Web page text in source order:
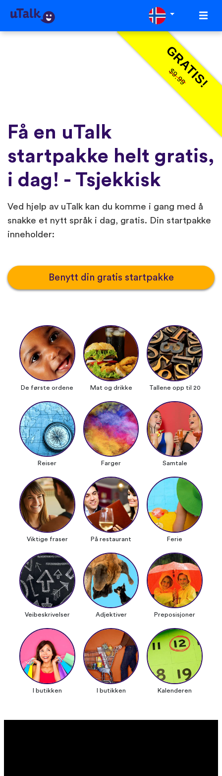
GRATIS!
$9.99
Få en uTalk
startpakke helt gratis,
i dag! - Tsjekkisk
Ved hjelp av uTalk kan du komme i gang med å
snakke et nytt språk i dag, gratis. Din startpakke
inneholder:
Benytt din gratis startpakke
De første ordene Mat og drikke Tallene opp til 20
Reiser Farger Samtale
Viktige fraser På restaurant Ferie
Veibeskrivelser Adjektiver Preposisjoner
I butikken I butikken Kalenderen